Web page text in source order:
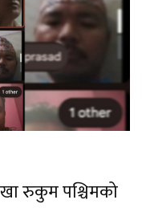
रुकुम पश्चिमको